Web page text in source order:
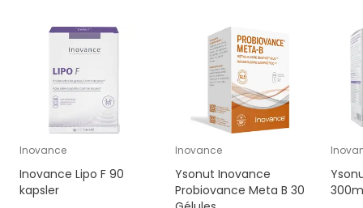
Inovance
Inovance Lipo F 90
kapsler
Inovance
Ysonut Inovance
Probiovance Meta B 30